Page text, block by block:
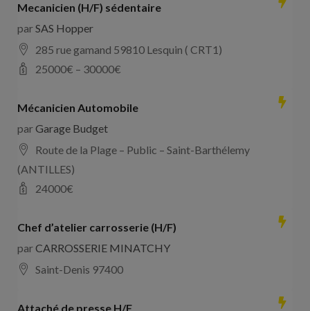
Mecanicien (H/F) sédentaire
parSAS Hopper
285 rue gamand 59810 Lesquin ( CRT1)
25000€ – 30000€
Mécanicien Automobile
parGarage Budget
Route de la Plage – Public – Saint-Barthélemy
(ANTILLES)
24000€
Chef d’atelier carrosserie (H/F)
parCARROSSERIE MINATCHY
Saint-Denis 97400
Attaché de presse H/F